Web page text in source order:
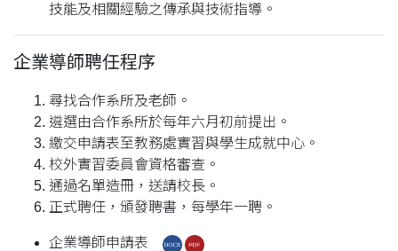
技能及相關經驗之傳承與技術指導。
企業導師聘任程序
尋找合作系所及老師。
遴選由合作系所於每年六月初前提出。
繳交申請表至教務處實習與學生成就中心。
校外實習委員會資格審查。
通過名單造冊，送請校長。
正式聘任，頒發聘書，每學年一聘。
企業導師申請表